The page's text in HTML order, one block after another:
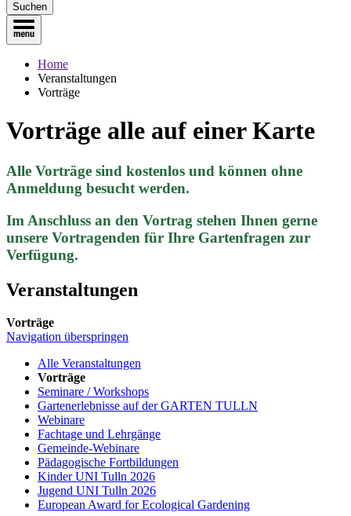
Suchen
Home
Veranstaltungen
Vorträge
Vorträge alle auf einer Karte
Alle Vorträge sind kostenlos und können ohne
Anmeldung besucht werden.
Im Anschluss an den Vortrag stehen Ihnen gerne
unsere Vortragenden für Ihre Gartenfragen zur
Verfügung.
Veranstaltungen
Vorträge
Navigation überspringen
Alle Veranstaltungen
Vorträge
Seminare / Workshops
Gartenerlebnisse auf der GARTEN TULLN
Webinare
Fachtage und Lehrgänge
Gemeinde-Webinare
Pädagogische Fortbildungen
Kinder UNI Tulln 2026
Jugend UNI Tulln 2026
European Award for Ecological Gardening